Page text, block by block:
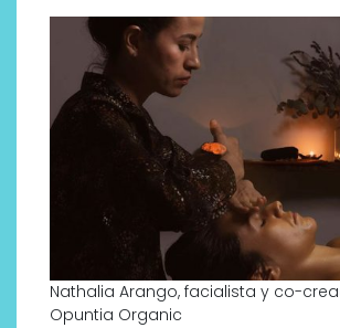
Nathalia Arango, facialista y co-
Opuntia Organic